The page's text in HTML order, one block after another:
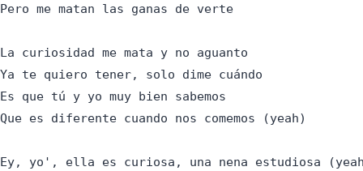
Pero me matan las ganas de verte
La curiosidad me mata y no aguanto
Ya te quiero tener, solo dime cuándo
Es que tú y yo muy bien sabemos
Que es diferente cuando nos comemos (yeah)
Ey, yo', ella es curiosa, una nena estudiosa